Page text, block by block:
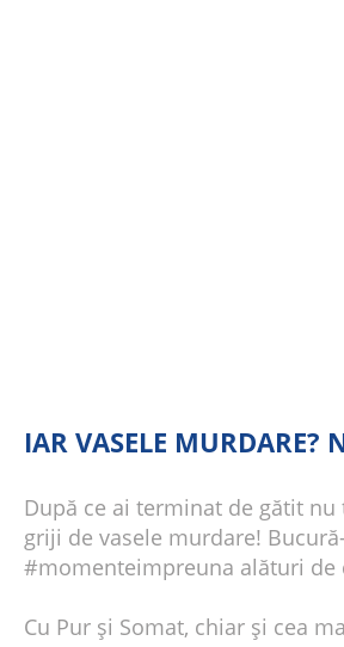
IAR VASELE MURDARE?
După ce ai terminat de gătit
griji de vasele murdare!
#momenteimpreuna alături de
Cu Pur și Somat, chiar și cea